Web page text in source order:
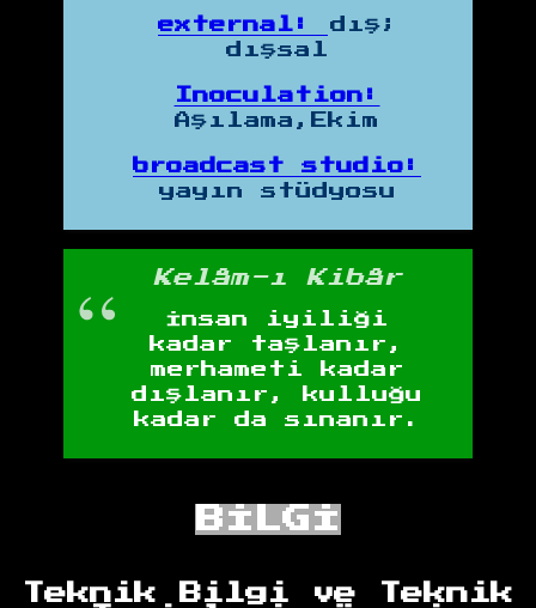
external:
dış;
dışsal
Inoculation:
Aşılama,Ekim
broadcast studio:
yayın stüdyosu
Kelâm-ı Kibâr
İnsan iyiliği
kadar taşlanır,
merhameti kadar
dışlanır, kulluğu
kadar da sınanır.
BİLGİ
Teknik Bilgi ve Teknik